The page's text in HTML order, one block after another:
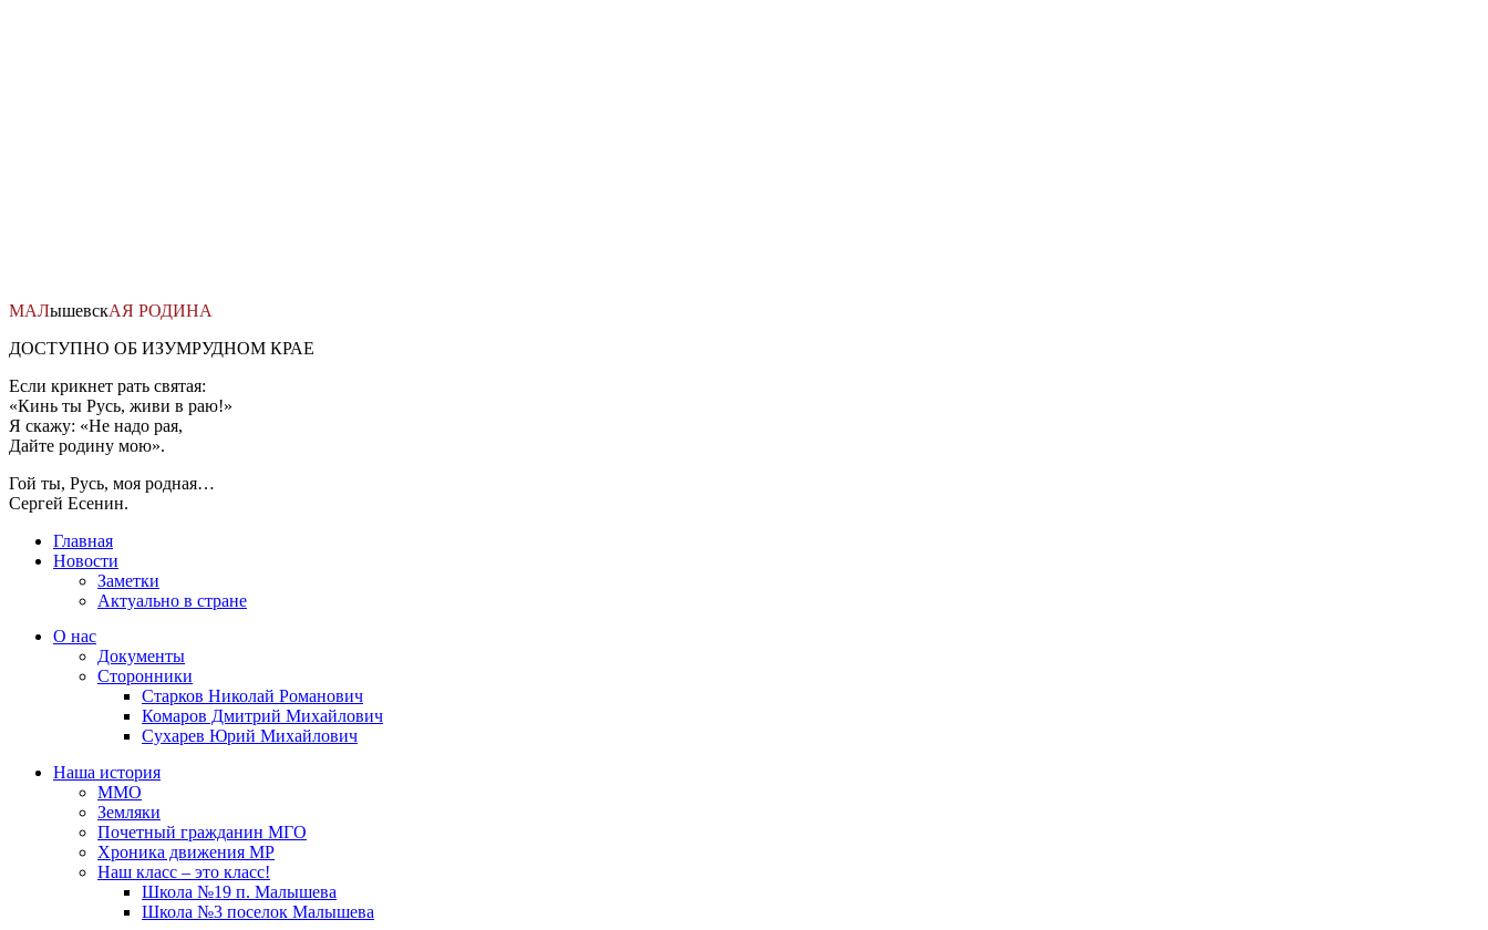
МАЛышевскАЯ РОДИНА
ДОСТУПНО ОБ ИЗУМРУДНОМ КРАЕ
Если крикнет рать святая:
«Кинь ты Русь, живи в раю!»
Я скажу: «Не надо рая,
Дайте родину мою».
Гой ты, Русь, моя родная…
Сергей Есенин.
Главная
Новости
Заметки
Актуально в стране
О нас
Документы
Сторонники
Старков Николай Романович
Комаров Дмитрий Михайлович
Сухарев Юрий Михайлович
Наша история
ММО
Земляки
Почетный гражданин МГО
Хроника движения МР
Наш класс – это класс!
Школа №19 п. Малышева
Школа №3 поселок Малышева